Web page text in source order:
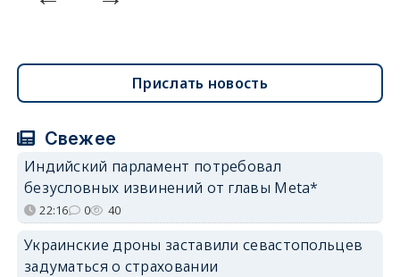
Прислать новость
Свежее
Индийский парламент потребовал
безусловных извинений от главы Meta*
22:16 0 40
Украинские дроны заставили севастопольцев
задуматься о страховании